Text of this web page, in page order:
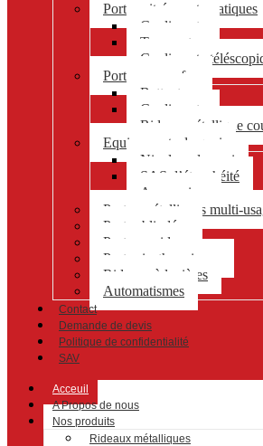
Portes vitrées automatiques
Coulissante
Tournante
Coulissante
Portes coupe-feu
Battante
Coulissante
Rideau métallique
Equipements de quai
Niveleur de quai
SAS d’étanchéité
Accessoires
Portes métalliques multi-
Portes blindées
Portes rapides
Portes isothermiques
Rideaux à lanières
Automatismes
Contact
Demande de devis
Politique de confidentialité
SAV
Acceuil
A Propos de nous
Nos produits
Rideaux métalliques